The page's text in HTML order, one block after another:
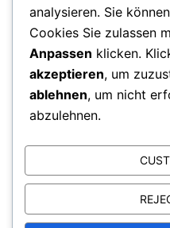
Erstellt mit kostenlosem
von Dr. Thomas Schwenke
Suchen
analysieren. Sie
Cookies Sie zulassen
Anpassen klicken.
akzeptieren, um
ablehnen, um nicht
abzulehnen.